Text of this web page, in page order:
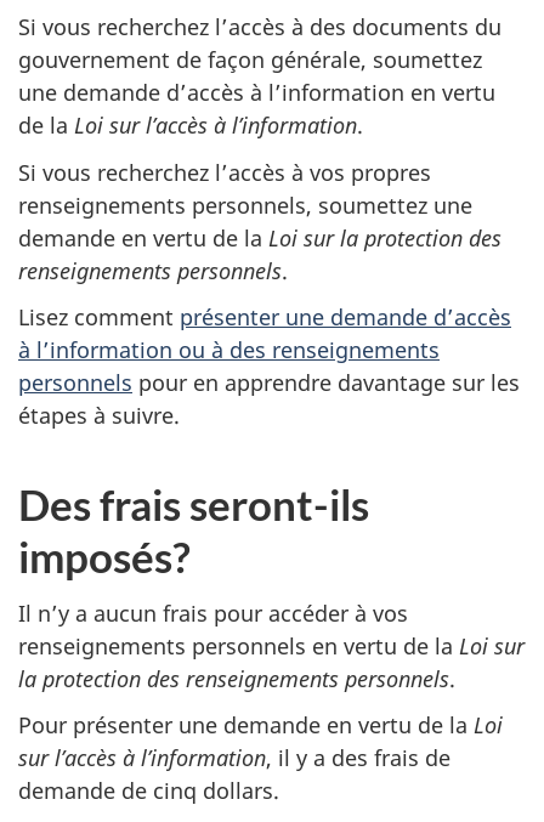
Si vous recherchez l’accès à des documents du
gouvernement de façon générale, soumettez
une demande d’accès à l’information en vertu
de la Loi sur l’accès à l’information.
Si vous recherchez l’accès à vos propres
renseignements personnels, soumettez une
demande en vertu de la Loi sur la protection des
renseignements personnels.
Lisez comment présenter une demande d’accès
à l’information ou à des renseignements
personnels pour en apprendre davantage sur les
étapes à suivre.
Des frais seront-ils
imposés?
Il n’y a aucun frais pour accéder à vos
renseignements personnels en vertu de la Loi sur
la protection des renseignements personnels.
Pour présenter une demande en vertu de la Loi
sur l’accès à l’information, il y a des frais de
demande de cinq dollars.